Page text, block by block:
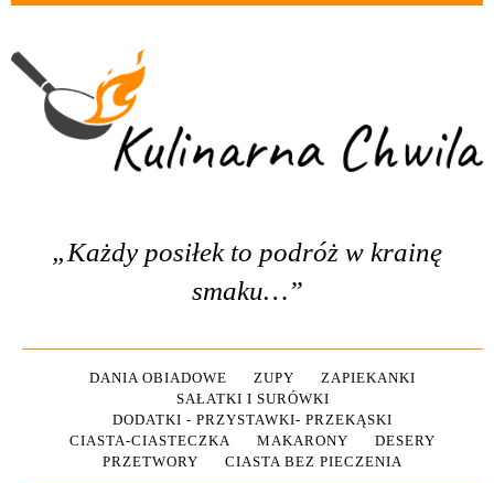
„Każdy posiłek to podróż w krainę
smaku…”
DANIA OBIADOWE ZUPY
ZAPIEKANKI
SAŁATKI I SURÓWKI
DODATKI - PRZYSTAWKI- PRZEKĄSKI
CIASTA-CIASTECZKA
MAKARONY
DESERY
PRZETWORY
CIASTA BEZ PIECZENIA